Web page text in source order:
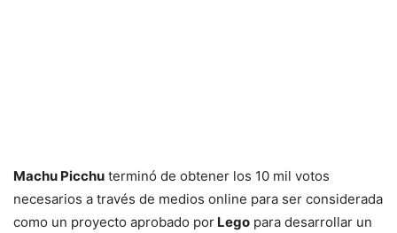
Machu Picchu terminó de obtener los 10 mil votos
necesarios a través de medios online para ser considerada
como un proyecto aprobado por Lego para desarrollar un